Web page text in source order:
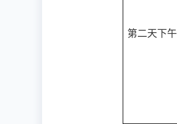
第二天下午